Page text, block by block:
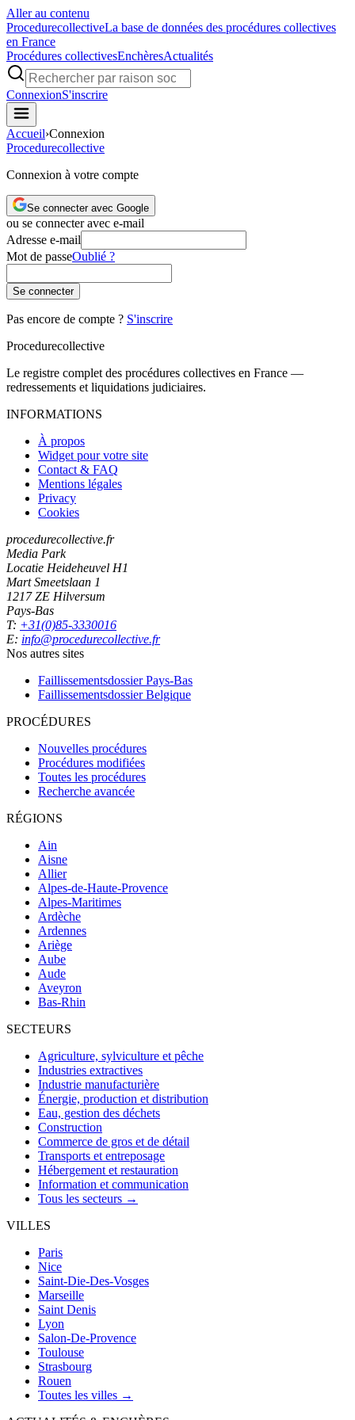
Aller au contenu
ProcedurecollectiveLa base de données des procédures collectives
en France
Procédures collectivesEnchèresActualités
ConnexionS'inscrire
Accueil›Connexion
Procedurecollective
Connexion à votre compte
Se connecter avec Google
ou se connecter avec e-mail
Adresse e-mail
Mot de passeOublié ?
Se connecter
Pas encore de compte ? S'inscrire
Procedurecollective
Le registre complet des procédures collectives en France —
redressements et liquidations judiciaires.
INFORMATIONS
À propos
Widget pour votre site
Contact & FAQ
Mentions légales
Privacy
Cookies
procedurecollective.fr
Media Park
Locatie Heideheuvel H1
Mart Smeetslaan 1
1217 ZE Hilversum
Pays-Bas
T: +31(0)85-3330016
E: info@procedurecollective.fr
Nos autres sites
Faillissementsdossier Pays-Bas
Faillissementsdossier Belgique
PROCÉDURES
Nouvelles procédures
Procédures modifiées
Toutes les procédures
Recherche avancée
RÉGIONS
Ain
Aisne
Allier
Alpes-de-Haute-Provence
Alpes-Maritimes
Ardèche
Ardennes
Ariège
Aube
Aude
Aveyron
Bas-Rhin
SECTEURS
Agriculture, sylviculture et pêche
Industries extractives
Industrie manufacturière
Énergie, production et distribution
Eau, gestion des déchets
Construction
Commerce de gros et de détail
Transports et entreposage
Hébergement et restauration
Information et communication
Tous les secteurs →
VILLES
Paris
Nice
Saint-Die-Des-Vosges
Marseille
Saint Denis
Lyon
Salon-De-Provence
Toulouse
Strasbourg
Rouen
Toutes les villes →